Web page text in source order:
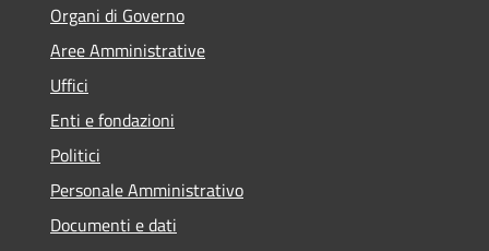
Organi di Governo
Aree Amministrative
Uffici
Enti e fondazioni
Politici
Personale Amministrativo
Documenti e dati